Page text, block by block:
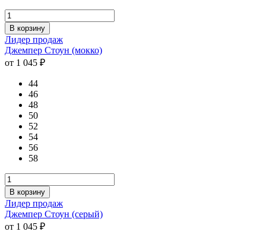
В корзину
Лидер продаж
Джемпер Стоун (мокко)
от 1 045 ₽
44
46
48
50
52
54
56
58
В корзину
Лидер продаж
Джемпер Стоун (серый)
от 1 045 ₽